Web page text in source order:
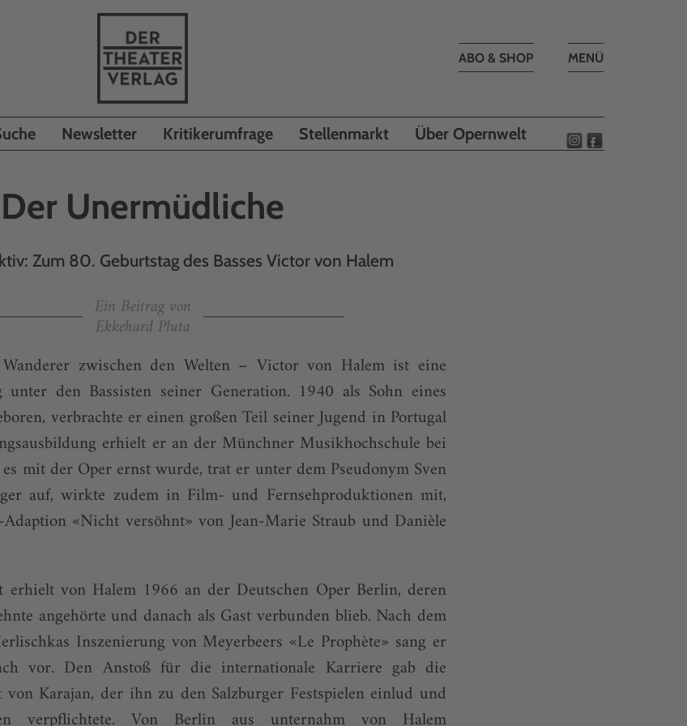
Toggle
MENÜ
ABO & SHOP
Newsletter Kritikerumfrage Stellenmarkt Über Opernwelt
Der Unermüdliche
Zum 80. Geburtstag des Basses Victor von Halem
Ein Beitrag von
Ekkehard Pluta
zwischen den Welten – Victor von Halem ist eine
unter den Bassisten seiner Generation. 1940 als Sohn eines
verbrachte er einen großen Teil seiner Jugend in Portugal
erhielt er an der Münchner Musikhochschule bei
mit der Oper ernst wurde, trat er unter dem Pseudonym Sven
auf, wirkte zudem in Film- und Fernsehproduktionen mit,
«Nicht versöhnt» von Jean-Marie Straub und Danièle
erhielt von Halem 1966 an der Deutschen Oper Berlin, deren
angehörte und danach als Gast verbunden blieb. Nach dem
Inszenierung von Meyerbeers «Le Prophète» sang er
vor. Den Anstoß für die internationale Karriere gab die
Karajan, der ihn zu den Salzburger Festspielen einlud und
verpflichtete. Von Berlin aus unternahm von Halem